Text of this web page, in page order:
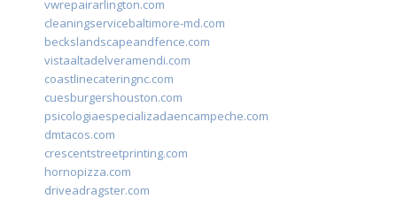
vwrepairarlington.com
cleaningservicebaltimore-md.com
beckslandscapeandfence.com
vistaaltadelveramendi.com
coastlinecateringnc.com
cuesburgershouston.com
psicologiaespecializadaencampeche.com
dmtacos.com
crescentstreetprinting.com
hornopizza.com
driveadragster.com